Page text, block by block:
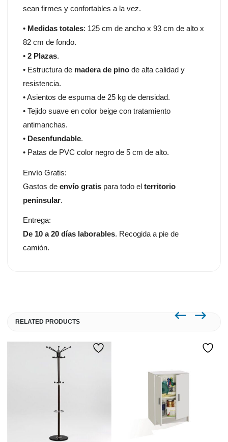
sean firmes y confortables a la vez.
• Medidas totales: 125 cm de ancho x 93 cm de alto x
82 cm de fondo.
•2 Plazas.
• Estructura de madera de pino de alta calidad y
resistencia.
• Asientos de espuma de 25 kg de densidad.
• Tejido suave en color beige con tratamiento
antimanchas.
• Desenfundable.
• Patas de PVC color negro de 5 cm de alto.
Envío Gratis:
Gastos deenvío gratis para todo elterritorio
peninsular.
Entrega:
De 10 a 20 días laborables. Recogida a pie de
camión.
RELATED PRODUCTS